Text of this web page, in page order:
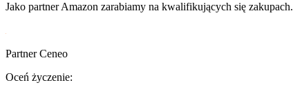
Jako partner Amazon zarabiamy na kwalifikujących się zakupach.
Partner Ceneo
Oceń życzenie: